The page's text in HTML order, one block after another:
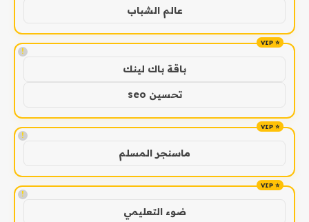
عالم الشباب
!
باقة باك لينك
تحسين seo
!
ماسنجر المسلم
!
ضوء التعليمي